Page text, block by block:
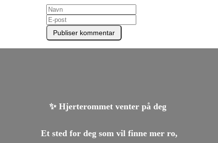
✨ Hjerterommet venter på deg
Et sted for deg som vil finne mer ro,